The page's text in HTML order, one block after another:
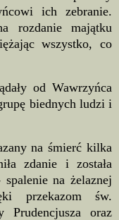
ich zebranie.
rozdanie majątku
wszystko, co
od Wawrzyńca
biednych ludzi i
na śmierć kilka
zdanie i została
na żelaznej
przekazom św.
Prudencjusza oraz